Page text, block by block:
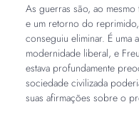
As guerras são, ao
e um retorno do
conseguiu eliminar. É uma
modernidade liberal, e
estava profundamente
sociedade civilizada
suas afirmações sobre o